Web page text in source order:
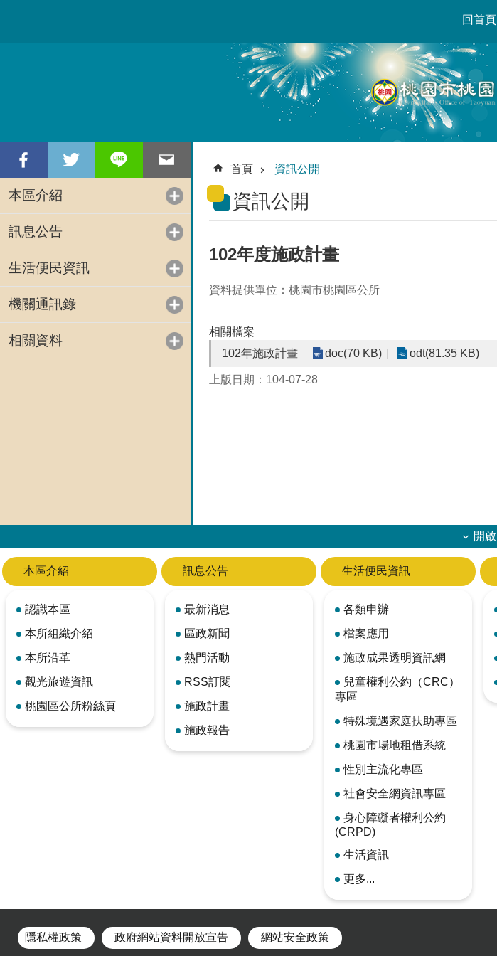
回首頁
本區介紹
訊息公告
生活便民資訊
機關通訊錄
相關資料
首頁 資訊公開
資訊公開
102年度施政計畫
資料提供單位：桃園市桃園區公所
相關檔案
102年施政計畫
doc(70 KB) odt(81.35 KB)
上版日期：104-07-28
開啟
本區介紹
認識本區
本所組織介紹
本所沿革
觀光旅遊資訊
桃園區公所粉絲頁
訊息公告
最新消息
區政新聞
熱門活動
RSS訂閱
施政計畫
施政報告
生活便民資訊
各類申辦
檔案應用
施政成果透明資訊網
兒童權利公約（CRC）
專區
特殊境遇家庭扶助專區
桃園市場地租借系統
性別主流化專區
社會安全網資訊專區
身心障礙者權利公約
(CRPD)
生活資訊
更多...
隱私權政策 政府網站資料開放宣告 網站安全政策